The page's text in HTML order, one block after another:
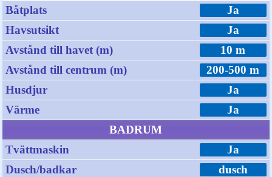
Båtplats
Ja
Havsutsikt
Ja
Avstånd till havet (m)
10 m
Avstånd till centrum (m)
200-500 m
Husdjur
Ja
Värme
Ja
BADRUM
Tvättmaskin
Ja
Dusch/badkar
dusch